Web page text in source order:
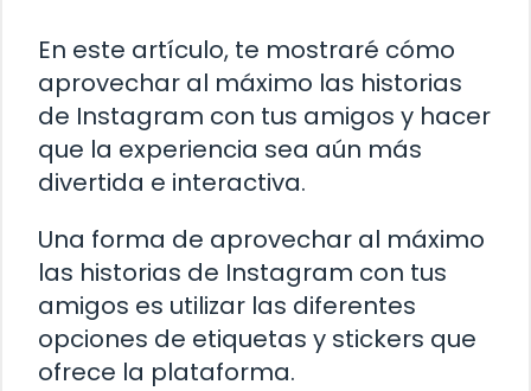
En este artículo, te mostraré cómo
aprovechar al máximo las historias
de Instagram con tus amigos y hacer
que la experiencia sea aún más
divertida e interactiva.
Una forma de aprovechar al máximo
las historias de Instagram con tus
amigos es utilizar las diferentes
opciones de etiquetas y stickers que
ofrece la plataforma.